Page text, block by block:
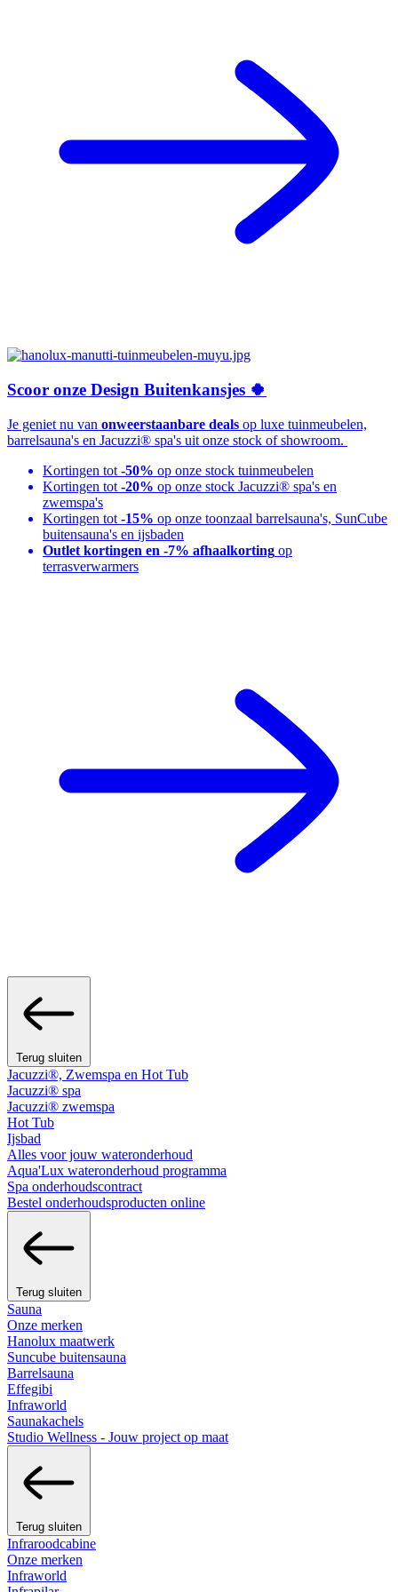
Scoor onze Design Buitenkansjes 🍀
Je geniet nu van onweerstaanbare deals op luxe tuinmeubelen,
barrelsauna's en Jacuzzi® spa's uit onze stock of showroom.
Kortingen tot -50% op onze stock tuinmeubelen
Kortingen tot -20% op onze stock Jacuzzi® spa's en
zwemspa's
Kortingen tot -15% op onze toonzaal barrelsauna's, SunCube
buitensauna's en ijsbaden
Outlet kortingen en -7% afhaalkorting op
terrasverwarmers
Terug sluiten
Jacuzzi®, Zwemspa en Hot Tub
Jacuzzi® spa
Jacuzzi® zwemspa
Hot Tub
Ijsbad
Alles voor jouw wateronderhoud
Aqua'Lux wateronderhoud programma
Spa onderhoudscontract
Bestel onderhoudsproducten online
Terug sluiten
Sauna
Onze merken
Hanolux maatwerk
Suncube buitensauna
Barrelsauna
Effegibi
Infraworld
Saunakachels
Studio Wellness - Jouw project op maat
Terug sluiten
Infraroodcabine
Onze merken
Infraworld